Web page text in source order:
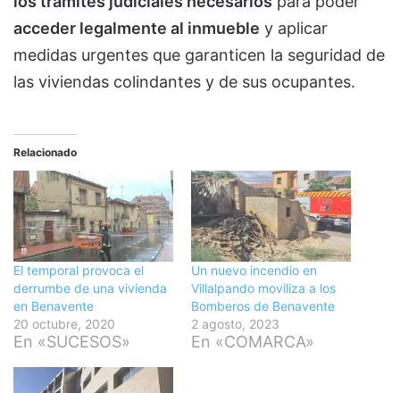
acceder legalmente al inmueble y aplicar
medidas urgentes que garanticen la seguridad de
las viviendas colindantes y de sus ocupantes.
Relacionado
El temporal provoca el
derrumbe de una vivienda
en Benavente
20 octubre, 2020
En «SUCESOS»
Un nuevo incendio en
Villalpando moviliza a los
Bomberos de Benavente
2 agosto, 2023
En «COMARCA»